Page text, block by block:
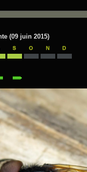
(09 juin 2015)